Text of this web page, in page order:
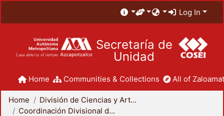
Log In
Secretaría de
Unidad
Home Communities & Collections All of
Home
División de Ciencias y Artes para el Diseño
Coordinación Divisional de Docencia